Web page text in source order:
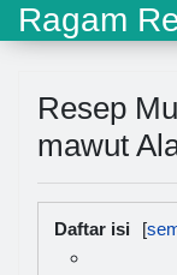
Ragam
Resep
mawut
Daftar isi